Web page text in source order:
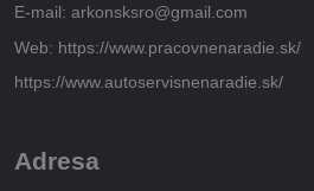
E-mail: arkonsksro@gmail.com
Web: https://www.pracovnenaradie.sk/
https://www.autoservisnenaradie.sk/
Adresa